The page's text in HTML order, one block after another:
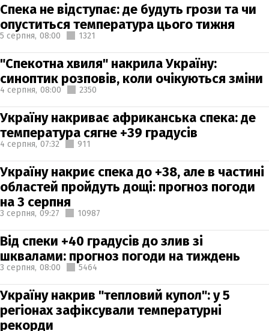
Спека не відступає: де будуть грози та чи
опуститься температура цього тижня
5 серпня, 08:00 1321
"Спекотна хвиля" накрила Україну:
синоптик розповів, коли очікуються зміни
4 серпня, 08:00 2350
Україну накриває африканська спека: де
температура сягне +39 градусів
4 серпня, 07:32 911
Україну накриє спека до +38, але в частині
областей пройдуть дощі: прогноз погоди
на 3 серпня
3 серпня, 09:27 10987
Від спеки +40 градусів до злив зі
шквалами: прогноз погоди на тиждень
3 серпня, 08:00 5464
Україну накрив "тепловий купол": у 5
регіонах зафіксували температурні
рекорди